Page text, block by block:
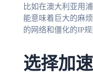
比如在澳大利亚用
能意味着巨大的麻
的网络和僵化的IP规
选择加